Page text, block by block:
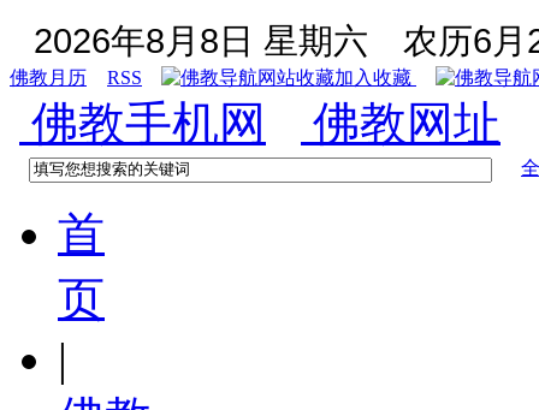
2026年8月8日 星期六 农历6月
佛教月历 RSS 加入收藏
佛教手机网 佛教网址
首
页
|